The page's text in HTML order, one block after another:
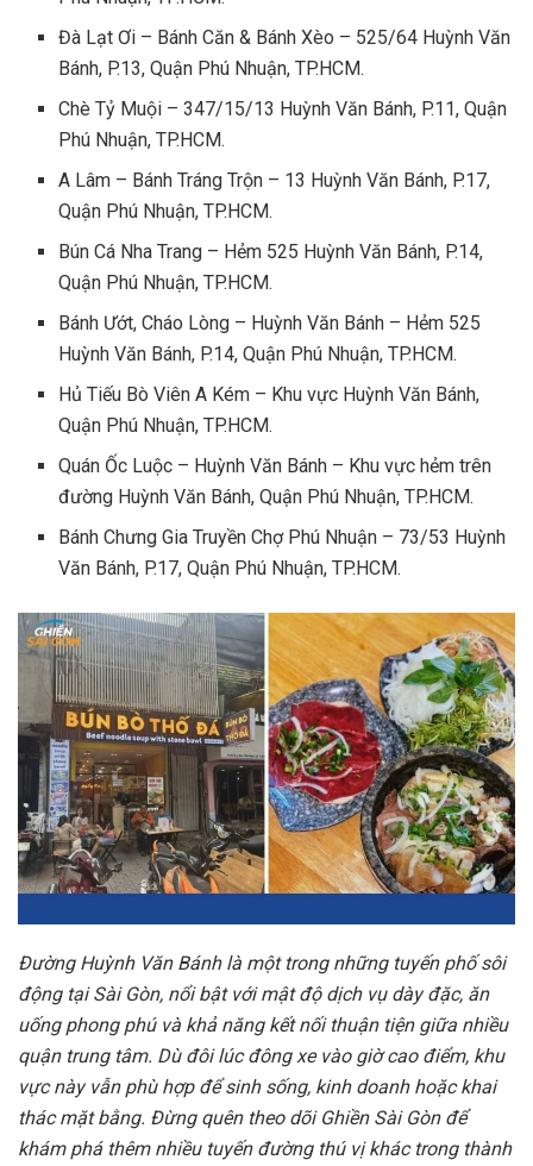
Đà Lạt Ơi – Bánh Căn & Bánh Xèo – 525/64 Huỳnh Văn
Bánh, P.13, Quận Phú Nhuận, TP.HCM.
Chè Tỷ Muội – 347/15/13 Huỳnh Văn Bánh, P.11, Quận
Phú Nhuận, TP.HCM.
A Lâm – Bánh Tráng Trộn – 13 Huỳnh Văn Bánh, P.17,
Quận Phú Nhuận, TP.HCM.
Bún Cá Nha Trang – Hẻm 525 Huỳnh Văn Bánh, P.14,
Quận Phú Nhuận, TP.HCM.
Bánh Ướt, Cháo Lòng – Huỳnh Văn Bánh – Hẻm 525
Huỳnh Văn Bánh, P.14, Quận Phú Nhuận, TP.HCM.
Hủ Tiếu Bò Viên A Kém – Khu vực Huỳnh Văn Bánh,
Quận Phú Nhuận, TP.HCM.
Quán Ốc Luộc – Huỳnh Văn Bánh – Khu vực hẻm trên
đường Huỳnh Văn Bánh, Quận Phú Nhuận, TP.HCM.
Bánh Chưng Gia Truyền Chợ Phú Nhuận – 73/53 Huỳnh
Văn Bánh, P.17, Quận Phú Nhuận, TP.HCM.
Đường Huỳnh Văn Bánh là một trong những tuyến phố sôi
động tại Sài Gòn, nổi bật với mật độ dịch vụ dày đặc, ăn
uống phong phú và khả năng kết nối thuận tiện giữa nhiều
quận trung tâm. Dù đôi lúc đông xe vào giờ cao điểm, khu
vực này vẫn phù hợp để sinh sống, kinh doanh hoặc khai
thác mặt bằng. Đừng quên theo dõi Ghiền Sài Gòn để
khám phá thêm nhiều tuyến đường thú vị khác trong thành